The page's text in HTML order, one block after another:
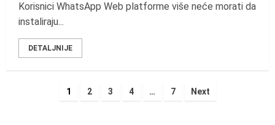
Korisnici WhatsApp Web platforme više neće morati da
instaliraju...
DETALJNIJE
Posts
1 2 3 4 … 7 Next